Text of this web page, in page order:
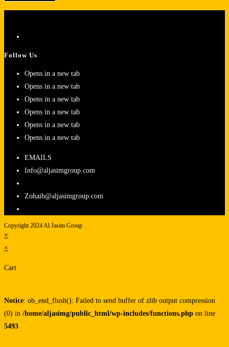
Follow Us
Opens in a new tab
Opens in a new tab
Opens in a new tab
Opens in a new tab
Opens in a new tab
Opens in a new tab
EMAILS
Info@aljasimgroup.com
Zohaib@aljasimgroup.com
Copyright 2024 Al Jasim Group
×
×
Cart
Notice: ob_end_flush(): Failed to send buffer of zlib output compression
(0) in /home/aljasimg/public_html/wp-includes/functions.php on line
5493